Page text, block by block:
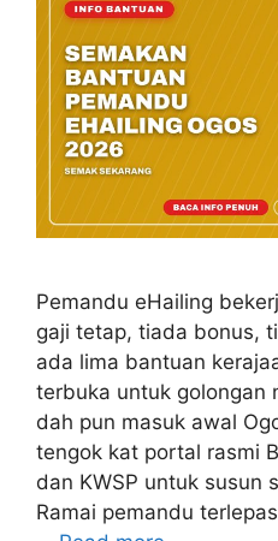
Pemandu eHailing
gaji tetap, tiada bonus,
ada lima bantuan
terbuka untuk golongan
dah pun masuk awal
tengok kat portal rasmi
dan KWSP untuk susun
Ramai pemandu